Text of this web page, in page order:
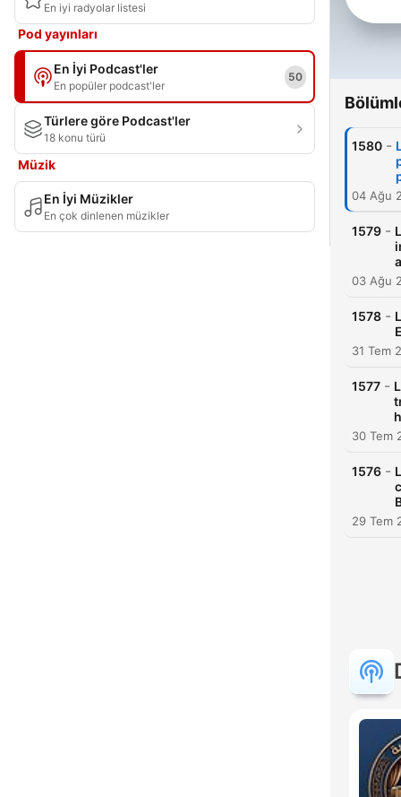
En iyi radyolar listesi
Pod yayınları
En İyi Podcast'ler
En popüler podcast'ler
50
Türlere göre Podcast'ler
18 konu türü
Müzik
En İyi Müzikler
En çok dinlenen müzikler
1580 -
04 Ağu
1579 -
03 Ağu
1578 -
31 Tem
1577 -
30 Tem
1576 -
29 Tem